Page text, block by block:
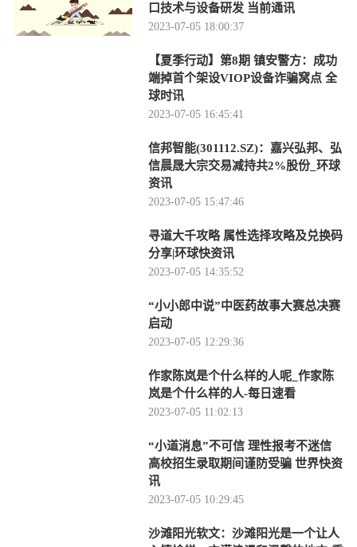
口技术与设备研发 当前通讯
2023-07-05 18:00:37
【夏季行动】第8期 镇安警方：成功
端掉首个架设VIOP设备诈骗窝点 全
球时讯
2023-07-05 16:45:41
信邦智能(301112.SZ)：嘉兴弘邦、弘
信晨晟大宗交易减持共2%股份_环球
资讯
2023-07-05 15:47:46
寻道大千攻略 属性选择攻略及兑换码
分享|环球快资讯
2023-07-05 14:35:52
“小小郎中说”中医药故事大赛总决赛
启动
2023-07-05 12:29:36
作家陈岚是个什么样的人呢_作家陈
岚是个什么样的人-每日速看
2023-07-05 11:02:13
“小道消息”不可信 理性报考不迷信
高校招生录取期间谨防受骗 世界快资
讯
2023-07-05 10:29:45
沙滩阳光软文：沙滩阳光是一个让人